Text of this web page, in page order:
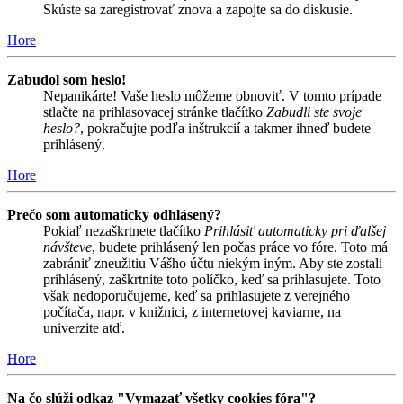
Skúste sa zaregistrovať znova a zapojte sa do diskusie.
Hore
Zabudol som heslo!
Nepanikárte! Vaše heslo môžeme obnoviť. V tomto prípade
stlačte na prihlasovacej stránke tlačítko Zabudli ste svoje
heslo?, pokračujte podľa inštrukcií a takmer ihneď budete
prihlásený.
Hore
Prečo som automaticky odhlásený?
Pokiaľ nezaškrtnete tlačítko Prihlásiť automaticky pri ďalšej
návšteve, budete prihlásený len počas práce vo fóre. Toto má
zabrániť zneužitiu Vášho účtu niekým iným. Aby ste zostali
prihlásený, zaškrtnite toto políčko, keď sa prihlasujete. Toto
však nedoporučujeme, keď sa prihlasujete z verejného
počítača, napr. v knižnici, z internetovej kaviarne, na
univerzite atď.
Hore
Na čo slúži odkaz "Vymazať všetky cookies fóra"?